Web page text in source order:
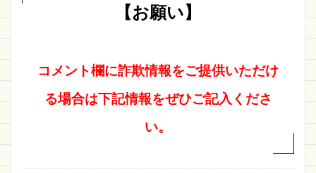
【お願い】
コメント欄に詐欺情報をご提供いただけ
る場合は下記情報をぜひご記入くださ
い。